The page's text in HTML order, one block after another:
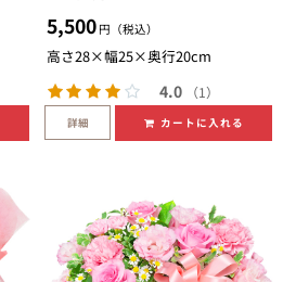
5,500 円（税込）
高さ28×幅25×奥行20cm
4.0 （1）
詳細 カートに入れる